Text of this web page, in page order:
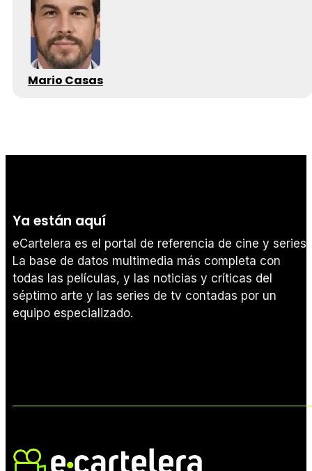
Mario Casas
Ya están aquí
eCartelera es el portal de referencia de cine y series.
La base de datos multimedia más completa con
todas las películas, y las noticias y críticas del
séptimo arte y las series de tv contadas por un
equipo especializado.